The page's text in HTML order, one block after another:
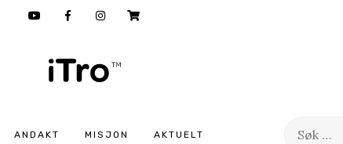
ANDAKT MISJON AKTUELT
Søk